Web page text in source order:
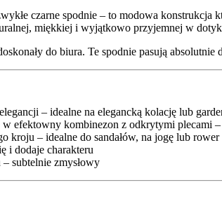
czarne spodnie – to modowa
miękkiej i wyjątkowo przyjemnej w
do biura. Te spodnie pasują absolutnie
– idealne na elegancką kolację lub
efektowny kombinezon z odkrytymi plecami
kroju – idealne do sandałów, na jogę lub rower
i dodaje charakteru
subtelnie zmysłowy